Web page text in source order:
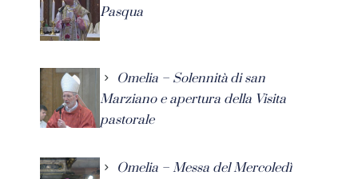
Pasqua
Omelia – Solennità di san
Marziano e apertura della Visita
pastorale
Omelia – Messa del Mercoledì